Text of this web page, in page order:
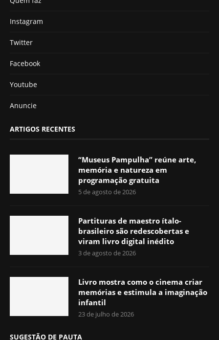
Instagram
Twitter
Facebook
Youtube
Anuncie
ARTIGOS RECENTES
“Museus Pampulha” reúne arte,
memória e natureza em
programação gratuita
5 de agosto de 2026
Partituras de maestro ítalo-
brasileiro são redescobertas e
viram livro digital inédito
3 de agosto de 2026
Livro mostra como o cinema criar
memórias e estimula a imaginação
infantil
23 de julho de 2026
SUGESTÃO DE PAUTA